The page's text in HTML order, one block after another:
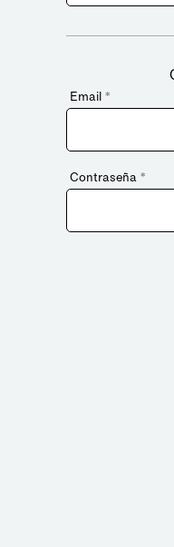
Email *
Contraseña *